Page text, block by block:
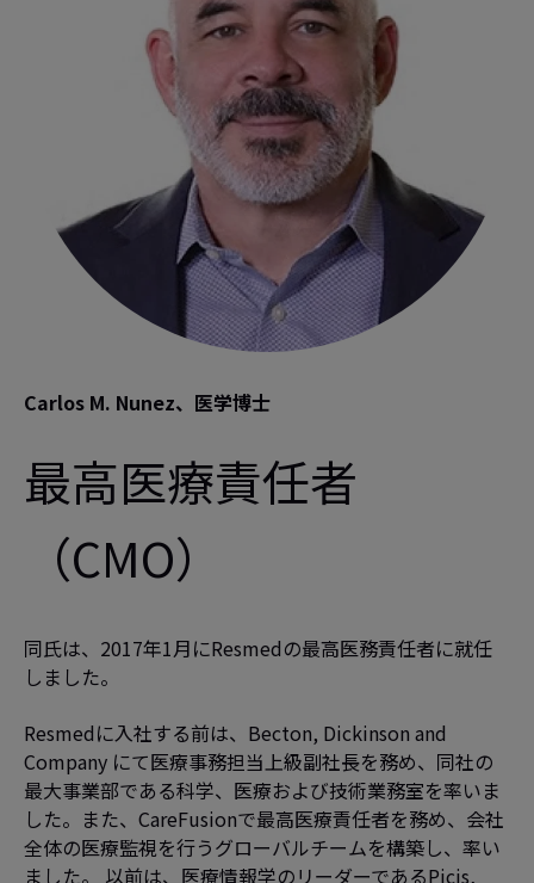
Carlos M. Nunez、医学博士
最高医療責任者
（CMO）
同氏は、2017年1月にResmedの最高医務責任者に就任
しました。
Resmedに入社する前は、Becton, Dickinson and
Company にて医療事務担当上級副社長を務め、同社の
最大事業部である科学、医療および技術業務室を率いま
した。また、CareFusionで最高医療責任者を務め、会社
全体の医療監視を行うグローバルチームを構築し、率い
ました。 以前は、医療情報学のリーダーであるPicis,